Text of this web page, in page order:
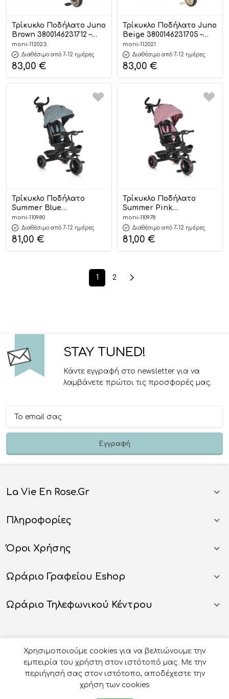
Τρίκυκλο Ποδήλατο Juno
Brown 3800146231712 –
Byox
moni-112023
Διαθέσιμο από 7-12 ημέρες
83,00 €
Τρίκυκλο Ποδήλατο Juno
Beige 3800146231705 –
Byox
moni-112021
Διαθέσιμο από 7-12 ημέρες
83,00 €
Τρίκυκλο Ποδήλατο
Summer Blue
3800146231460 – Byox
moni-110980
Διαθέσιμο από 7-12 ημέρες
81,00 €
Τρίκυκλο Ποδήλατο
Summer Pink
3800146231453 – Byox
moni-110978
Διαθέσιμο από 7-12 ημέρες
81,00 €
1 2
STAY TUNED!
Κάντε εγγραφή στο newsletter για να
λαμβάνετε πρώτοι τις προσφορές μας.
La Vie En Rose.gr
Πληροφορίες
Όροι Χρήσης
Ωράριο Γραφείου Eshop
Ωράριο Τηλεφωνικού Κέντρου
Χρησιμοποιούμε cookies για να βελτιώνουμε την
εμπειρία του χρήστη στον ιστότοπό μας. Με την
περιήγησή σας στον ιστότοπο, αποδέχεστε την
χρήση των cookies